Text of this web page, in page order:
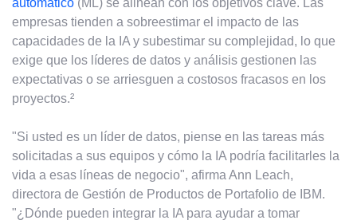
empresas tienden a sobreestimar el impacto de las
capacidades de la IA y subestimar su complejidad, lo que
exige que los líderes de datos y análisis gestionen las
expectativas o se arriesguen a costosos fracasos en los
proyectos.²
"Si usted es un líder de datos, piense en las tareas más
solicitadas a sus equipos y cómo la IA podría facilitarles la
vida a esas líneas de negocio", afirma Ann Leach,
directora de Gestión de Productos de Portafolio de IBM.
"¿Dónde pueden integrar la IA para ayudar a tomar